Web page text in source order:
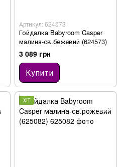
Артикул: 624573
Гойдалка Babyroom Casper
малина-св.бежевий (624573)
3 089 грн
Купити
ХІТ